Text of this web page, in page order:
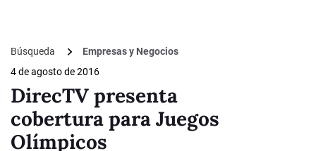
Búsqueda
Empresas y Negocios
4 de agosto de 2016
DirecTV presenta
cobertura para Juegos
Olímpicos